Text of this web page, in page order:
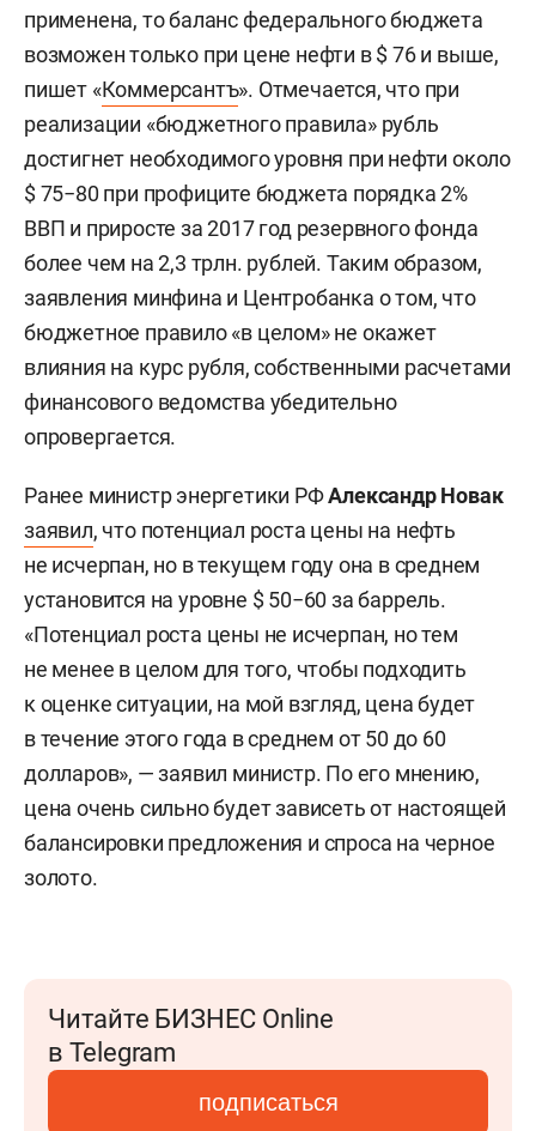
применена, то баланс федерального бюджета
возможен только при цене нефти в $ 76 и выше,
пишет «Коммерсантъ». Отмечается, что при
реализации «бюджетного правила» рубль
достигнет необходимого уровня при нефти около
$ 75−80 при профиците бюджета порядка 2%
ВВП и приросте за 2017 год резервного фонда
более чем на 2,3 трлн. рублей. Таким образом,
заявления минфина и Центробанка о том, что
бюджетное правило «в целом» не окажет
влияния на курс рубля, собственными расчетами
финансового ведомства убедительно
опровергается.
Ранее министр энергетики РФАлександр Новак
заявил, что потенциал роста цены на нефть
не исчерпан, но в текущем году она в среднем
установится на уровне $ 50−60 за баррель.
«Потенциал роста цены не исчерпан, но тем
не менее в целом для того, чтобы подходить
к оценке ситуации, на мой взгляд, цена будет
в течение этого года в среднем от 50 до 60
долларов», — заявил министр. По его мнению,
цена очень сильно будет зависеть от настоящей
балансировки предложения и спроса на черное
золото.
Читайте БИЗНЕС Online
в Telegram
подписаться